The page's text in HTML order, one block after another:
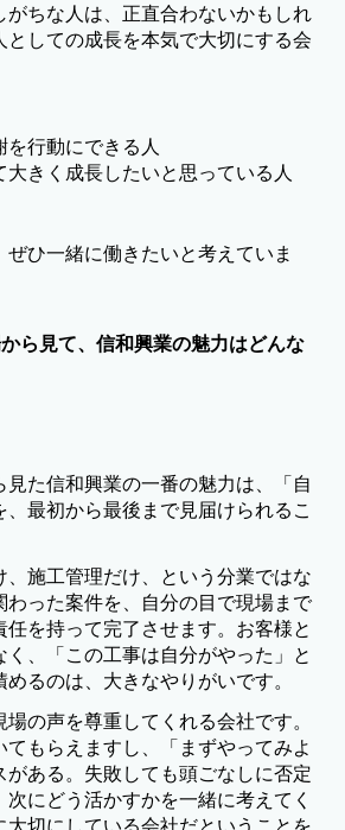
がちな人は、正直合わないかもしれ
としての成長を本気で大切にする会
を行動にできる人
大きく成長したいと思っている人
ひ一緒に働きたいと考えていま
ら見て、信和興業の魅力はどんな
た信和興業の一番の魅力は、「自
最初から最後まで見届けられるこ
、施工管理だけ、という分業ではな
わった案件を、自分の目で現場まで
を持って完了させます。お客様と
、「この工事は自分がやった」と
るのは、大きなやりがいです。
の声を尊重してくれる会社です。
もらえますし、「まずやってみよ
がある。失敗しても頭ごなしに否定
にどう活かすかを一緒に考えてく